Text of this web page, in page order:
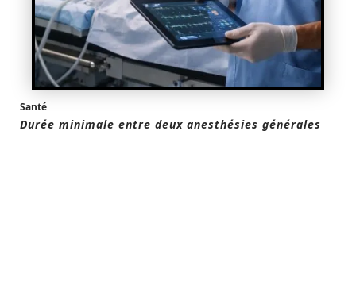
Santé
Durée minimale entre deux anesthésies générales